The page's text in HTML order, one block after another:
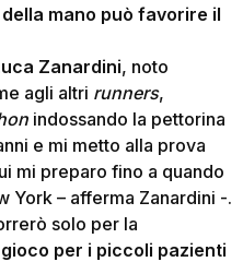
mano può favorire il
Zanardini, noto
agli altri runners,
indossando la pettorina
e mi metto alla prova
mi preparo fino a quando
York – afferma Zanardini -.
solo per la
per i piccoli pazienti